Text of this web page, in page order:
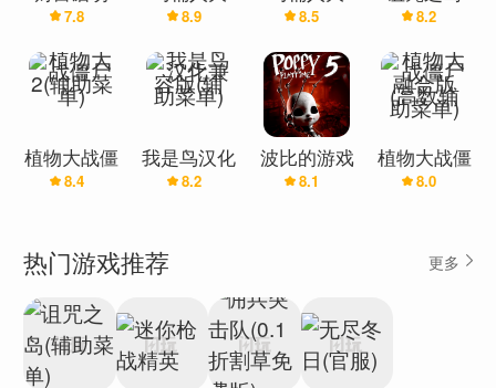
Fortune
Mill(辅助菜
单)
7.8
战:开放世
界(辅助菜
单)
8.9
战:开放世
界万圣节版
(辅助菜单)
8.5
(辅助菜单)
8.2
植物大战僵
尸2(辅助菜
8.4
我是鸟汉化
兼容版(辅
8.2
波比的游戏
时间第五章
8.1
植物大战僵
尸融合版
8.0
热门游戏推荐 更多